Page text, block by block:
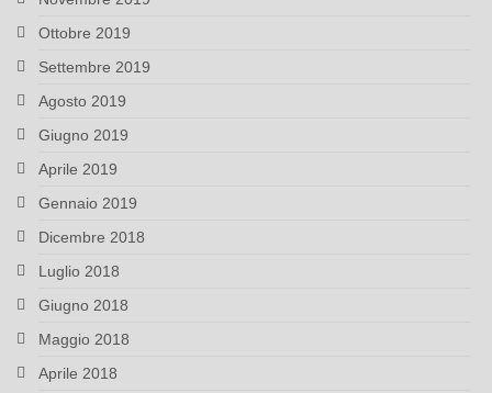
Ottobre 2019
Settembre 2019
Agosto 2019
Giugno 2019
Aprile 2019
Gennaio 2019
Dicembre 2018
Luglio 2018
Giugno 2018
Maggio 2018
Aprile 2018